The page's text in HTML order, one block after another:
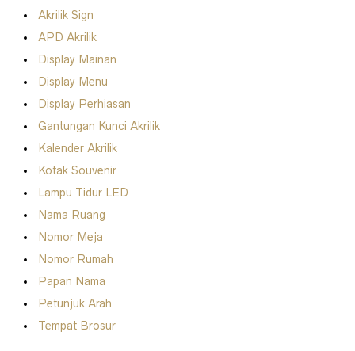
Akrilik Sign
APD Akrilik
Display Mainan
Display Menu
Display Perhiasan
Gantungan Kunci Akrilik
Kalender Akrilik
Kotak Souvenir
Lampu Tidur LED
Nama Ruang
Nomor Meja
Nomor Rumah
Papan Nama
Petunjuk Arah
Tempat Brosur